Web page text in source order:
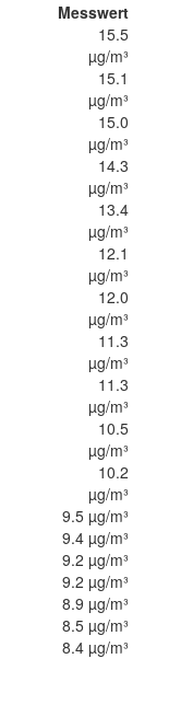
Messwert
15.5
µg/m³
15.1
µg/m³
15.0
µg/m³
14.3
µg/m³
13.4
µg/m³
12.1
µg/m³
12.0
µg/m³
11.3
µg/m³
11.3
µg/m³
10.5
µg/m³
10.2
µg/m³
9.5 µg/m³
9.4 µg/m³
9.2 µg/m³
9.2 µg/m³
8.9 µg/m³
8.5 µg/m³
8.4 µg/m³